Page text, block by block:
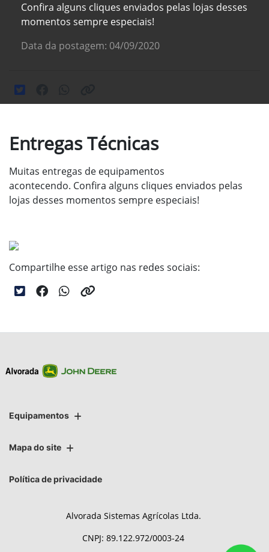
Confira alguns cliques enviados pelas lojas desses
momentos sempre especiais!
Data da postagem: 04/09/2020
Entregas Técnicas
Muitas entregas de equipamentos
acontecendo. Confira alguns cliques enviados pelas
lojas desses momentos sempre especiais!
Compartilhe esse artigo nas redes sociais:
Equipamentos
Mapa do site
Política de privacidade
Alvorada Sistemas Agrícolas Ltda.
CNPJ: 89.122.972/0003-24